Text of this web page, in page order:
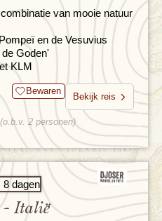
van mooie natuur
en de Vesuvius
Goden'
KLM
Bewaren
Bekijk reis
2 personen)
- Italië